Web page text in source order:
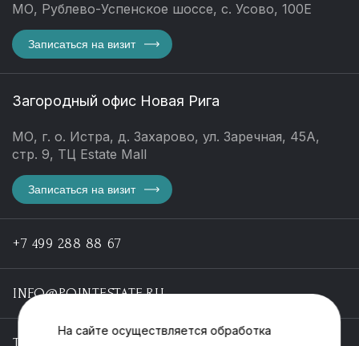
МО, Рублево-Успенское шоссе, с. Усово, 100Е
Записаться на визит
Загородный офис Новая Рига
МО, г. о. Истра, д. Захарово, ул. Заречная, 45А,
стр. 9, ТЦ Estate Mall
Записаться на визит
+7 499 288 88 67
INFO@POINTESTATE.RU
На сайте осуществляется обработка